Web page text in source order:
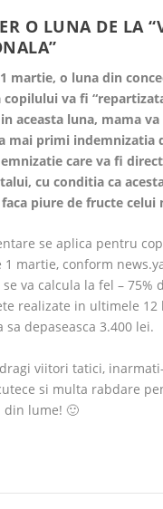
O LUNA DE LA
martie, o luna din
copilului va fi
aceasta luna, mama va
mai primi indemnizatia
care va fi
cu conditia ca
piure de fructe celui
se aplica pentru
1 martie, conform
va calcula la fel – 75%
realizate in ultimele 12
sa depaseasca 3.400 lei.
viitori tatici,
si multa rabdare
lume! 🙂